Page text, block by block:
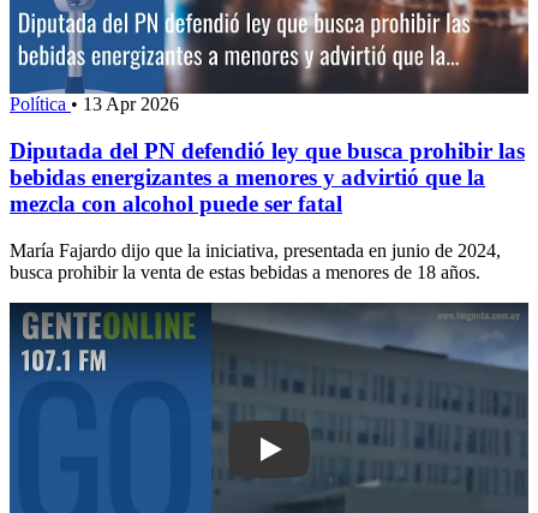
Política • 13 Apr 2026
Diputada del PN defendió ley que busca prohibir las
bebidas energizantes a menores y advirtió que la
mezcla con alcohol puede ser fatal
María Fajardo dijo que la iniciativa, presentada en junio de 2024,
busca prohibir la venta de estas bebidas a menores de 18 años.
Play: Representante legal de la